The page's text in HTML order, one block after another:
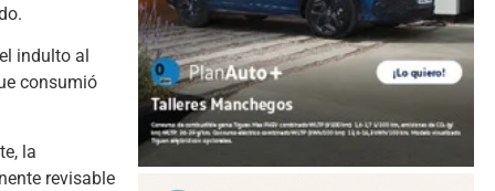
indulto al
consumió
la
revisable